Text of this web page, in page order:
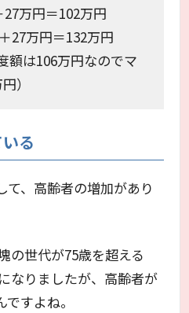
万円＝102万円
27万円＝132万円
額は106万円なのでマ
）
る
て、高齢者の増加があり
の世代が75歳を超える
なりましたが、高齢者が
すよね。